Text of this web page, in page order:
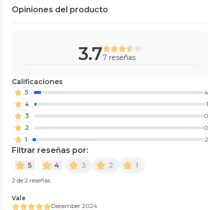
Opiniones del producto
3.77 reseñas
Calificaciones
5
4
4
1
3
0
2
0
1
2
Filtrar reseñas por:
5 4 3 2 1
2 de 2 reseñas
Vale
December 2024